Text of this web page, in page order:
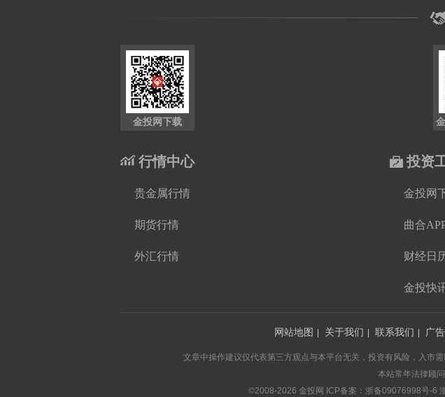
金投网下载
行情中心
贵金属行情
期货行情
外汇行情
投资
金投网
曲合
财经日
金投快
网站地图 关于我们 联系我们 广
文章中操作建议仅代表第三方观点与本平台无关，投资有风险，入市
本站常年法律顾
©2008-2026 金投网 ICP备案：浙备09076998号-6